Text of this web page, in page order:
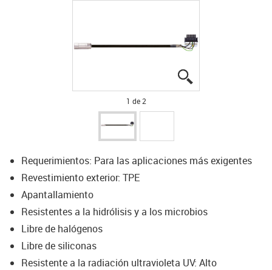
1 de 2
Requerimientos: Para las aplicaciones más exigentes
Revestimiento exterior: TPE
Apantallamiento
Resistentes a la hidrólisis y a los microbios
Libre de halógenos
Libre de siliconas
Resistente a la radiación ultravioleta UV: Alto